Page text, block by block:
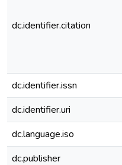
dc.identifier.citation
dc.identifier.issn
dc.identifier.uri
dc.language.iso
dc.publisher